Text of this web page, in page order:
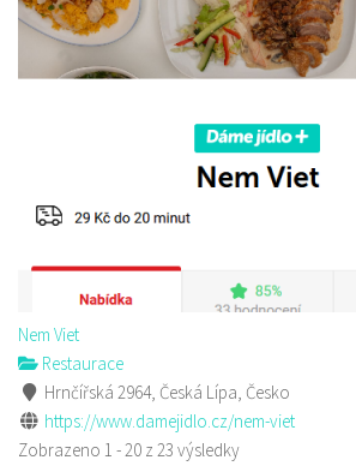
Nem Viet
Restaurace
Hrnčířská 2964, Česká Lípa, Česko
https://www.damejidlo.cz/nem-viet
Zobrazeno 1 - 20 z 23 výsledky